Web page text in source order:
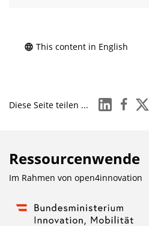
This content in English
Diese Seite teilen ... linkedinfacebook
x
Ressourcenwende
Im Rahmen von open4innovation